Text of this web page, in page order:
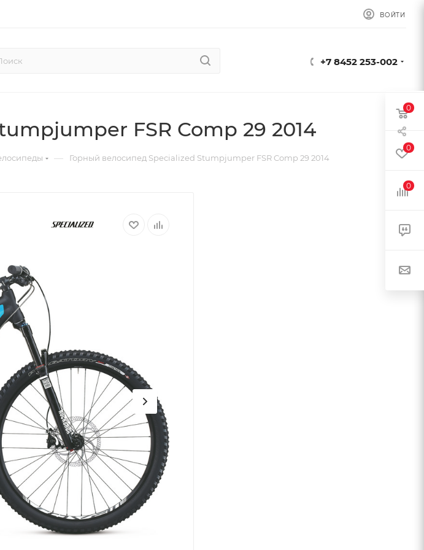
ВОЙТИ
+7 8452 253-002
FSR Comp 29 2014
— Горный велосипед Specialized Stumpjumper FSR Comp 29 2014
0
0
0